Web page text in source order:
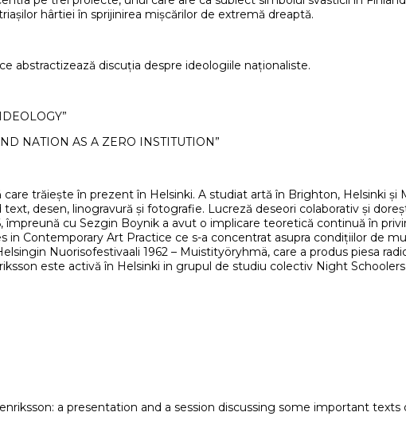
hârtiei în sprijinirea mișcărilor de extremă dreaptă.
abstractizează discuția despre ideologiile naționaliste.
NATION AS A ZERO INSTITUTION”
care trăiește în prezent în Helsinki. A studiat artă în Brighton, Helsinki și
desen, linogravură și fotografie. Lucreză deseori colaborativ și
cu Sezgin Boynik a avut o implicare teoretică continuă în
in Contemporary Art Practice ce s-a concentrat asupra condițiilor de
Nuorisofestivaali 1962 – Muistityöryhmä, care a produs piesa
este activă în Helsinki in grupul de studiu colectiv Night
a presentation and a session discussing some important texts